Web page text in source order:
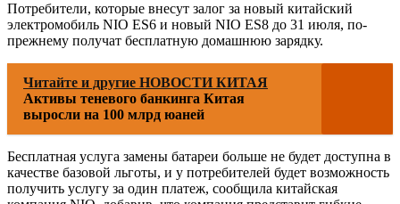
Потребители, которые внесут залог за новый китайский
электромобиль NIO ES6 и новый NIO ES8 до 31 июля, по-
прежнему получат бесплатную домашнюю зарядку.
Читайте и другие НОВОСТИ КИТАЯ
Активы теневого банкинга Китая
выросли на 100 млрд юаней
Бесплатная услуга замены батареи больше не будет доступна в
качестве базовой льготы, и у потребителей будет возможность
получить услугу за один платеж, сообщила китайская